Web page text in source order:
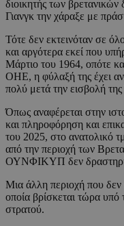
διοικητής των
Γιανγκ την χάραξε με
Τότε δεν εκτεινόταν σε
και αργότερα εκεί που
Μάρτιο του 1964, οπότε
ΟΗΕ, η φύλαξή της έχει
πολύ μετά την εισβολή
Όπως αναφέρεται στην
και πληροφόρηση και
του 2025, στο ανατολικό
από την περιοχή των
ΟΥΝΦΙΚΥΠ δεν
Μια άλλη περιοχή που
οποία βρίσκεται τώρα υπό
στρατού.